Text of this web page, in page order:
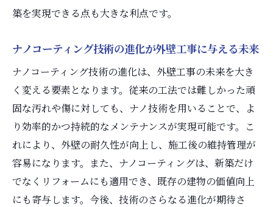
築を実現できる点も大きな利点です。
ナノコーティング技術の進化が外壁工事に与える未来
ナノコーティング技術の進化は、外壁工事の未来を大き
く変える要素となります。従来の工法では難しかった頑
固な汚れや傷に対しても、ナノ技術を用いることで、よ
り効率的かつ持続的なメンテナンスが実現可能です。こ
れにより、外壁の耐久性が向上し、施工後の維持管理が
容易になります。また、ナノコーティングは、新築だけ
でなくリフォームにも適用でき、既存の建物の価値向上
にも寄与します。今後、技術のさらなる進化が期待さ